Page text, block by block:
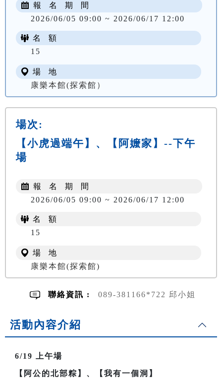
報 名 期 間
2026/06/05 09:00 ~ 2026/06/17 12:00
名 額
15
場 地
康樂本館(探索館）
場次:
【小虎過端午】、【阿嬤家】--下午
場
報 名 期 間
2026/06/05 09:00 ~ 2026/06/17 12:00
名 額
15
場 地
康樂本館(探索館)
聯絡資訊 : 089-381166*722 邱小姐
活動內容介紹
6/19 上午場
【阿公的北部粽】、【我有一個洞】